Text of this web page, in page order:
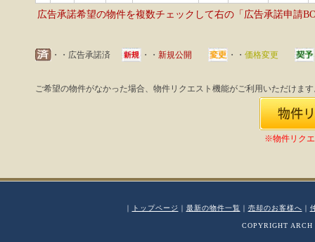
広告承諾希望の物件を複数チェックして右の「広告承諾申請
・・広告承諾済 ・・ 新規公開 ・・ 価格変更
ご希望の物件がなかった場合、物件リクエスト機能がご利用いただけま
※物件リク
｜ トップページ ｜ 最新の物件一覧 ｜ 売却のお客様へ ｜
COPYRIGHT